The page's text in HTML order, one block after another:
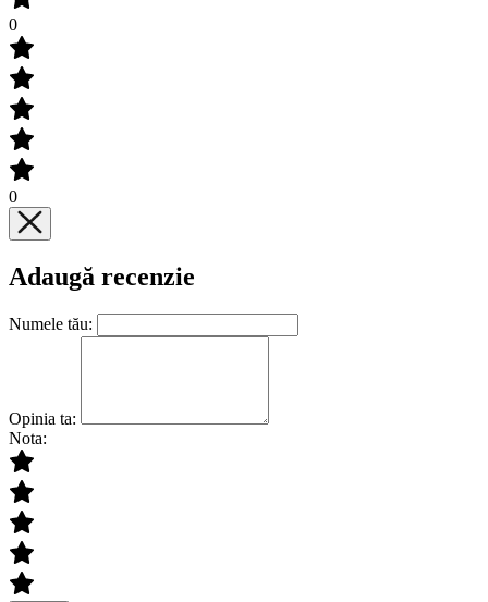
0
0
Adaugă recenzie
Numele tău:
Opinia ta:
Nota: